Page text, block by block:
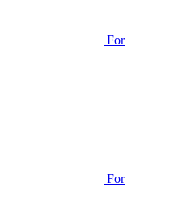
For
For